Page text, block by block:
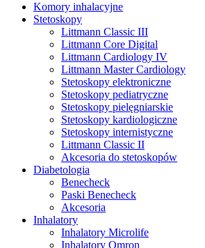
Komory inhalacyjne
Stetoskopy
Littmann Classic III
Littmann Core Digital
Littmann Cardiology IV
Littmann Master Cardiology
Stetoskopy elektroniczne
Stetoskopy pediatryczne
Stetoskopy pielęgniarskie
Stetoskopy kardiologiczne
Stetoskopy internistyczne
Littmann Classic II
Akcesoria do stetoskopów
Diabetologia
Benecheck
Paski Benecheck
Akcesoria
Inhalatory
Inhalatory Microlife
Inhalatory Omron